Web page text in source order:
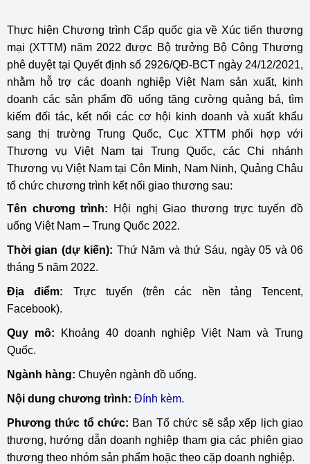
Thực hiện Chương trình Cấp quốc gia về Xúc tiến thương
mại (XTTM) năm 2022 được Bộ trưởng Bộ Công Thương
phê duyệt tại Quyết định số 2926/QĐ-BCT ngày 24/12/2021,
nhằm hỗ trợ các doanh nghiệp Việt Nam sản xuất, kinh
doanh các sản phẩm đồ uống tăng cường quảng bá, tìm
kiếm đối tác, kết nối các cơ hội kinh doanh và xuất khẩu
sang thị trường Trung Quốc, Cục XTTM phối hợp với
Thương vụ Việt Nam tại Trung Quốc, các Chi nhánh
Thương vụ Việt Nam tại Côn Minh, Nam Ninh, Quảng Châu
tổ chức chương trình kết nối giao thương sau:
Tên chương trình: Hội nghị Giao thương trực tuyến đồ
uống Việt Nam – Trung Quốc 2022.
Thời gian (dự kiến): Thứ Năm và thứ Sáu, ngày 05 và 06
tháng 5 năm 2022.
Địa điểm: Trực tuyến (trên các nền tảng Tencent,
Facebook).
Quy mô:
Khoảng 40 doanh nghiệp Việt Nam và Trung
Quốc.
Ngành hàng: Chuyên ngành đồ uống.
Nội dung chương trình: Đính kèm.
Phương thức tổ chức: Ban Tổ chức sẽ sắp xếp lịch giao
thương, hướng dẫn doanh nghiệp tham gia các phiên giao
thương theo nhóm sản phẩm hoặc theo cặp doanh nghiệp.